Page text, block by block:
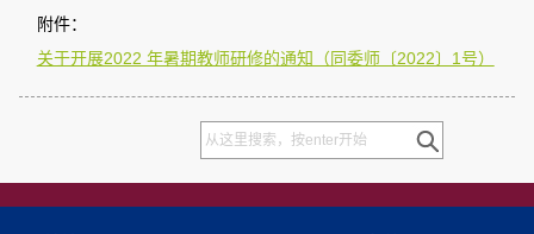
附件：
关于开展2022 年暑期教师研修的通知（同委师〔2022〕1号）